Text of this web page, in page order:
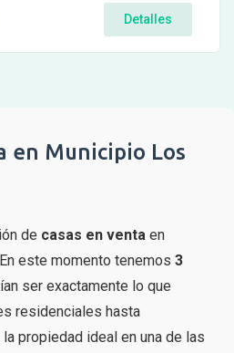
Detalles
en Municipio Los
de casas en venta en
este momento tenemos 3
ser exactamente lo que
residenciales hasta
propiedad ideal en una de las